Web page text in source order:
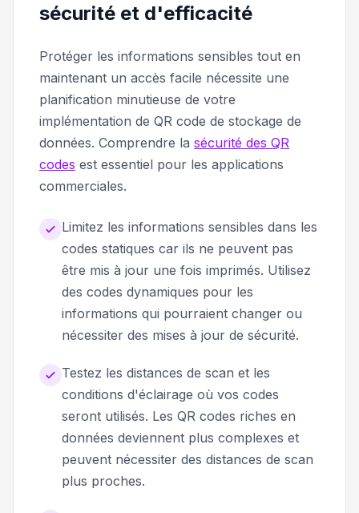
sécurité et d'efficacité
Protéger les informations sensibles tout en
maintenant un accès facile nécessite une
planification minutieuse de votre
implémentation de QR code de stockage de
données. Comprendre la sécurité des QR
codes est essentiel pour les applications
commerciales.
Limitez les informations sensibles dans les
codes statiques car ils ne peuvent pas
être mis à jour une fois imprimés. Utilisez
des codes dynamiques pour les
informations qui pourraient changer ou
nécessiter des mises à jour de sécurité.
Testez les distances de scan et les
conditions d'éclairage où vos codes
seront utilisés. Les QR codes riches en
données deviennent plus complexes et
peuvent nécessiter des distances de scan
plus proches.